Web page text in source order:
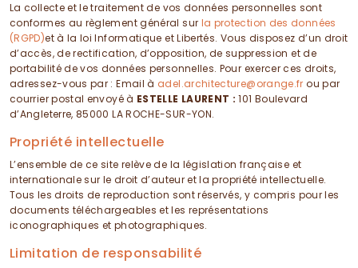
La collecte et le traitement de vos données personnelles sont
conformes au règlement général sur la protection des données
(RGPD)et à la loi Informatique et Libertés. Vous disposez d’un droit
d’accès, de rectification, d’opposition, de suppression et de
portabilité de vos données personnelles. Pour exercer ces droits,
adressez-vous par : Email à adel.architecture@orange.fr ou par
courrier postal envoyé à ESTELLE LAURENT : 101 Boulevard
d’Angleterre, 85000 LA ROCHE-SUR-YON.
Propriété intellectuelle
L’ensemble de ce site relève de la législation française et
internationale sur le droit d’auteur et la propriété intellectuelle.
Tous les droits de reproduction sont réservés, y compris pour les
documents téléchargeables et les représentations
iconographiques et photographiques.
Limitation de responsabilité